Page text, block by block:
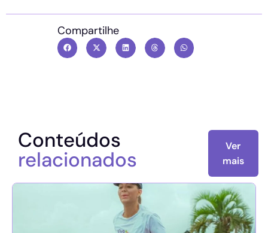
Compartilhe
Conteúdos
relacionados
Ver
mais